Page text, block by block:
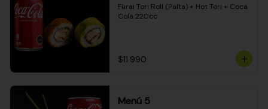
Furai Tori Roll (Palta) + Hot Tori + Coca
Cola 220cc
$11.990
Menú 5